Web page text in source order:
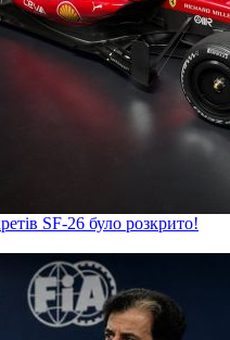
SF-26 було розкрито!